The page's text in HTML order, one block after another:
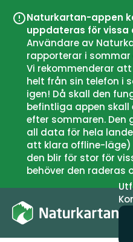
Naturkartan-appen
uppdateras för vissa
Användare av
rapporterar i
Vi rekommenderar
helt från sin telefon i
igen! Då skall den
befintliga appen
efter sommaren.
all data för hela
att klara offline-
den blir för stor för
behöver den raderas